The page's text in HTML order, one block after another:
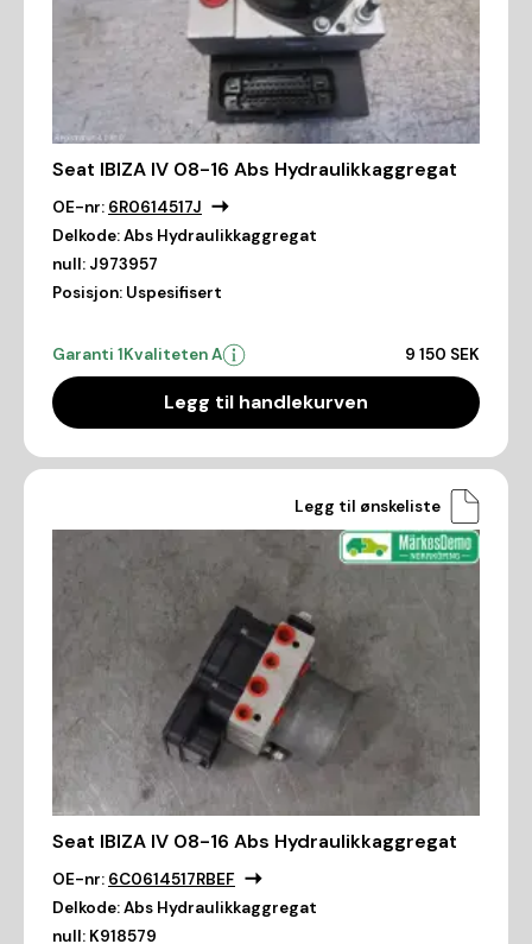
Seat IBIZA IV 08-16 Abs Hydraulikkaggregat
OE-nr: 6R0614517J
Delkode:Abs Hydraulikkaggregat
null: J973957
Posisjon: Uspesifisert
Garanti 1Kvaliteten A 9 150 SEK
Legg til handlekurven
Legg til ønskeliste
Seat IBIZA IV 08-16 Abs Hydraulikkaggregat
OE-nr: 6C0614517RBEF
Delkode:Abs Hydraulikkaggregat
null: K918579